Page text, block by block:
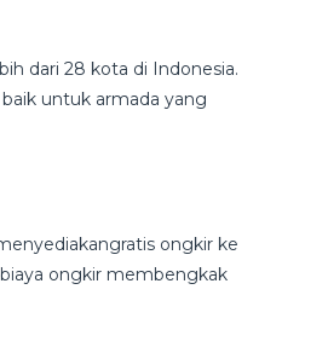
dari 28 kota di Indonesia.
untuk armada yang
ongkir ke
ongkir membengkak